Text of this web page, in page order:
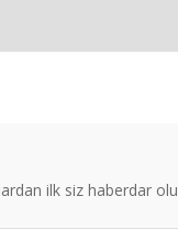
ilk siz haberdar